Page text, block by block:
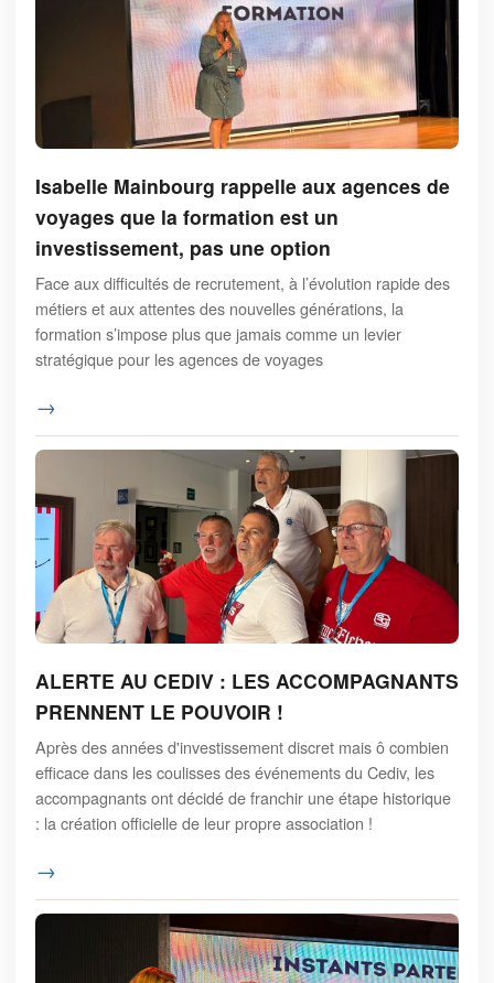
Isabelle Mainbourg rappelle aux agences de
voyages que la formation est un
investissement, pas une option
Face aux difficultés de recrutement, à l’évolution rapide des
métiers et aux attentes des nouvelles générations, la
formation s’impose plus que jamais comme un levier
stratégique pour les agences de voyages
→
ALERTE AU CEDIV : LES ACCOMPAGNANTS
PRENNENT LE POUVOIR !
Après des années d'investissement discret mais ô combien
efficace dans les coulisses des événements du Cediv, les
accompagnants ont décidé de franchir une étape historique
: la création officielle de leur propre association !
→